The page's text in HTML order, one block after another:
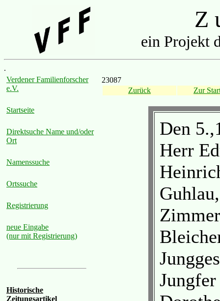
Z
ein Projekt
.
Verdener Familienforscher
e.V.
Startseite
Direktsuche Name und/oder
Ort
Namenssuche
Ortssuche
Registrierung
neue Eingabe
(nur mit Registrierung)
Historische
Zeitungsartikel
23087
Zurück
Zur
Den
Herr